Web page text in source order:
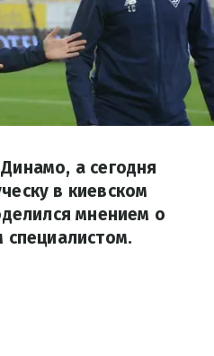
а сегодня
в киевском
мнением о
специалистом.